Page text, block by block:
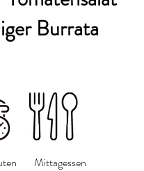
Burrata
Mittagessen